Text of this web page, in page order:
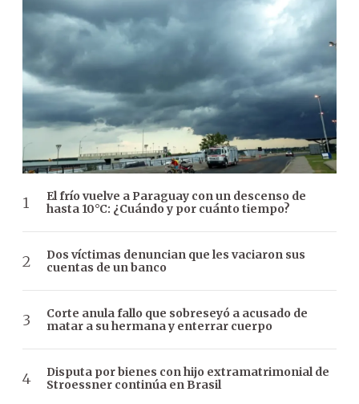
El frío vuelve a Paraguay con un descenso de
hasta 10°C: ¿Cuándo y por cuánto tiempo?
Dos víctimas denuncian que les vaciaron sus
cuentas de un banco
Corte anula fallo que sobreseyó a acusado de
matar a su hermana y enterrar cuerpo
Disputa por bienes con hijo extramatrimonial de
Stroessner continúa en Brasil